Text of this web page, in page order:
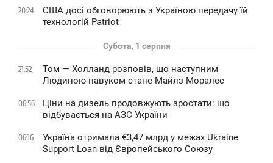
20:24
США досі обговорюють з Україною передачу їй
технологій Patriot
Субота, 1 серпня
21:52
Том — Холланд розповів, що наступним
Людиною-павуком стане Майлз Моралес
06:56
Ціни на дизель продовжують зростати: що
відбувається на АЗС України
06:16
Україна отримала €3,47 млрд у межах Ukraine
Support Loan від Європейського Союзу